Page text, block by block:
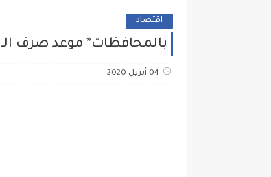
اقتصاد
بالمحافظات* موعد صرف الـ 500 جنيه للعمالة الغير منتظمة ~ حقيقة خبر اعطاء كل مواطن مبلغ 500 جنيه 2020
04 أبريل 2020